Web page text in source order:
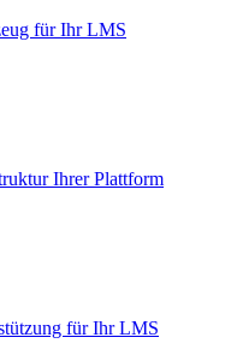
für Ihr LMS
Ihrer Plattform
für Ihr LMS